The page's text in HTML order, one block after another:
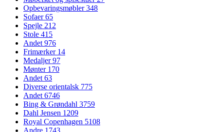
Opbevaringsmøbler348
Sofaer65
Spejle 212
Stole 415
Andet 976
Frimærker 14
Medaljer97
Mønter 170
Andet 63
Diverse orientalsk 775
Andet 6746
Bing & Grøndahl 3759
Dahl Jensen 1209
Royal Copenhagen 5108
Andre 1743